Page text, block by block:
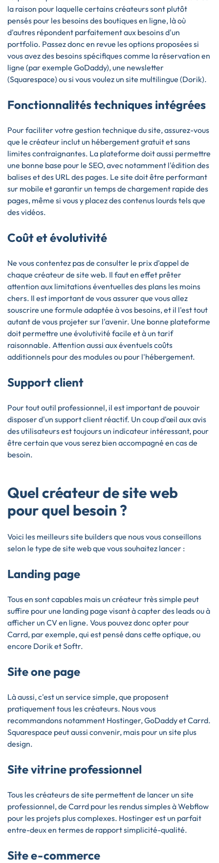
la raison pour laquelle certains créateurs sont plutôt
pensés pour les besoins des boutiques en ligne, là où
d'autres répondent parfaitement aux besoins d'un
portfolio. Passez donc en revue les options proposées si
vous avez des besoins spécifiques comme la réservation en
ligne (par exemple GoDaddy), une newsletter
(Squarespace) ou si vous voulez un site multilingue (Dorik).
Fonctionnalités techniques intégrées
Pour faciliter votre gestion technique du site, assurez-vous
que le créateur inclut un hébergement gratuit et sans
limites contraignantes. La plateforme doit aussi permettre
une bonne base pour le SEO, avec notamment l'édition des
balises et des URL des pages. Le site doit être performant
sur mobile et garantir un temps de chargement rapide des
pages, même si vous y placez des contenus lourds tels que
des vidéos.
Coût et évolutivité
Ne vous contentez pas de consulter le prix d'appel de
chaque créateur de site web. Il faut en effet prêter
attention aux limitations éventuelles des plans les moins
chers. Il est important de vous assurer que vous allez
souscrire une formule adaptée à vos besoins, et il l'est tout
autant de vous projeter sur l'avenir. Une bonne plateforme
doit permettre une évolutivité facile et à un tarif
raisonnable. Attention aussi aux éventuels coûts
additionnels pour des modules ou pour l'hébergement.
Support client
Pour tout outil professionnel, il est important de pouvoir
disposer d'un support client réactif. Un coup d'œil aux avis
des utilisateurs est toujours un indicateur intéressant, pour
être certain que vous serez bien accompagné en cas de
besoin.
Quel créateur de site web
pour quel besoin ?
Voici les meilleurs site builders que nous vous conseillons
selon le type de site web que vous souhaitez lancer :
Landing page
Tous en sont capables mais un créateur très simple peut
suffire pour une landing page visant à capter des leads ou à
afficher un CV en ligne. Vous pouvez donc opter pour
Carrd, par exemple, qui est pensé dans cette optique, ou
encore Dorik et Softr.
Site one page
Là aussi, c'est un service simple, que proposent
pratiquement tous les créateurs. Nous vous
recommandons notamment Hostinger, GoDaddy et Carrd.
Squarespace peut aussi convenir, mais pour un site plus
design.
Site vitrine professionnel
Tous les créateurs de site permettent de lancer un site
professionnel, de Carrd pour les rendus simples à Webflow
pour les projets plus complexes. Hostinger est un parfait
entre-deux en termes de rapport simplicité-qualité.
Site e-commerce